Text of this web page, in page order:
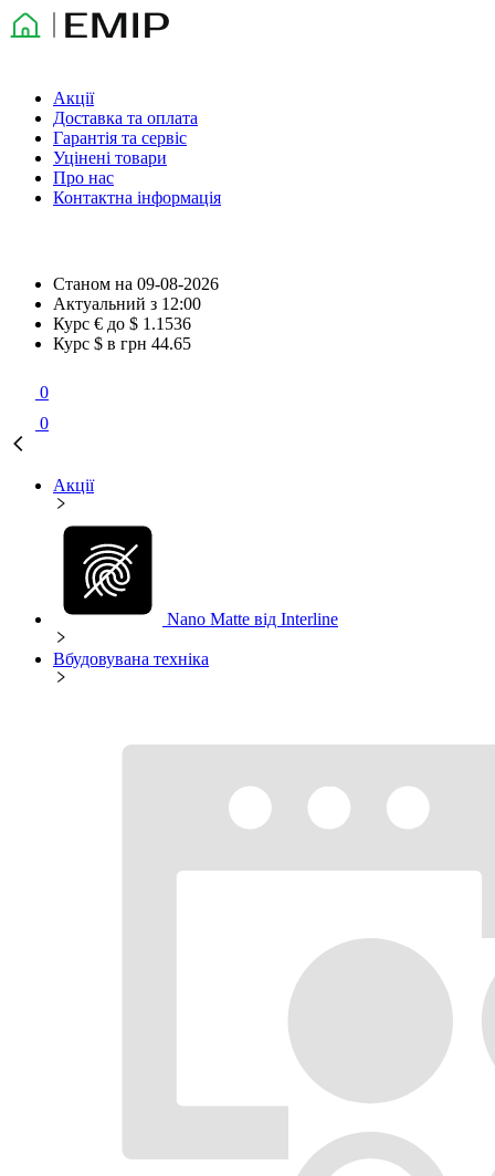
Акції
Доставка та оплата
Гарантія та сервіс
Уцінені товари
Про нас
Контактна інформація
Станом на 09-08-2026
Актуальний з 12:00
Курс € до $ 1.1536
Курс $ в грн 44.65
0
0
Акції
Nano Matte від Interline
Вбудовувана техніка